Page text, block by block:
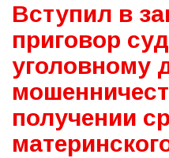
Вступил в
приговор
уголовному
получении